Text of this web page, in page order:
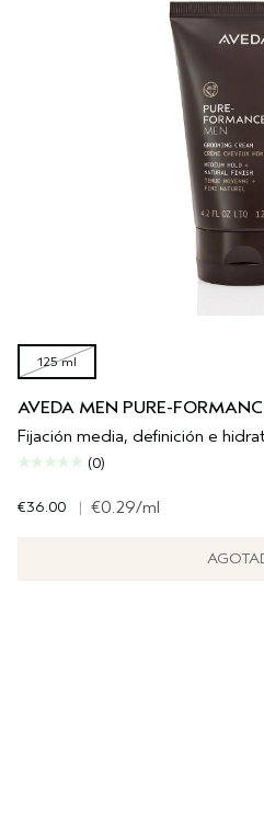
125 ml
AVEDA MEN PURE-
Fijación media, definición e
(0)
€36.00 | €0.29/ml